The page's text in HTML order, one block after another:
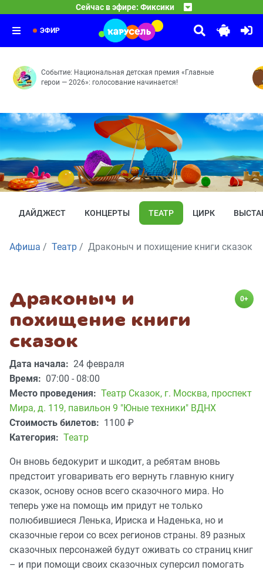
Сейчас в эфире: Фиксики
Цыплёнок — Радионяня — Узлы — Лифт — Чертёж —
07:00
Команда Флоры
Танцуют все! — Чужой огород — Вот это номер! — Не
Парк Турум-Бурум
Выпуск 69
ЭФИР
Событие: Национальная детская премия «Главные
герои — 2026»: голосование начинается!
ДАЙДЖЕСТ КОНЦЕРТЫ ТЕАТР ЦИРК
Афиша Театр Драконыч и похищение книги сказок
Драконыч и
похищение книги
сказок
0+
Дата начала: 24 февраля
Время: 07:00 - 08:00
Место проведения: Театр Сказок, г. Москва, проспект
Мира, д. 119, павильон 9 "Юные техники" ВДНХ
Стоимость билетов: 1100 ₽
Категория: Театр
Он вновь бедокурит и шкодит, а ребятам вновь
предстоит уговаривать его вернуть главную книгу
сказок, основу основ всего сказочного мира. Но
теперь уже на помощь им придут не только
полюбившиеся Ленька, Ириска и Наденька, но и
сказочные герои со всех регионов страны. 89 разных
сказочных персонажей будут оживать со страниц книг
– и при помощи своих сказочных суперсил помогать